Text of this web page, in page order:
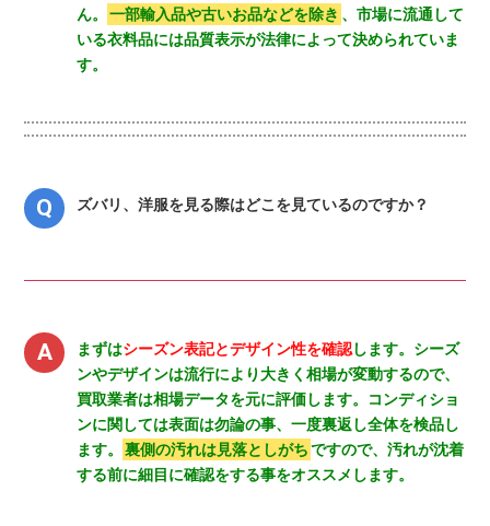
ん。
一部輸入品や古いお品などを除き 、市場に流通して
いる衣料品には品質表示が法律によって決められていま
す。
ズバリ、洋服を見る際はどこを見ているのですか？
まずはシーズン表記とデザイン性を確認します。シーズ
ンやデザインは流行により大きく相場が変動するので、
買取業者は相場データを元に評価します。コンディショ
ンに関しては表面は勿論の事、一度裏返し全体を検品し
ます。
裏側の汚れは見落としがちですので、汚れが沈着
する前に細目に確認をする事をオススメします。